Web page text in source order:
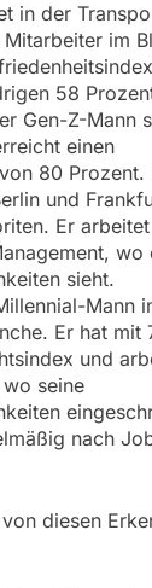
in der
im
58
Gen-Z-Mann
einen
80 Prozent.
und
Er
wo
sieht.
Mann
Er hat mit
und
seine
nach
diesen